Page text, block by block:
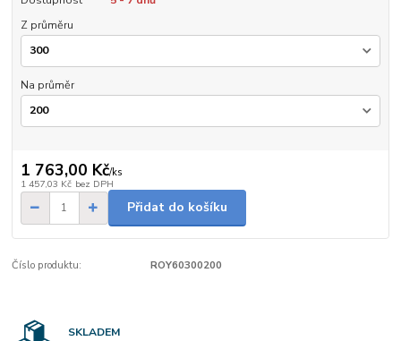
Z průměru
Na průměr
1 763,00 Kč/ks
1 457,03 Kč bez DPH
Přidat do košíku
Číslo produktu: ROY60300200
SKLADEM